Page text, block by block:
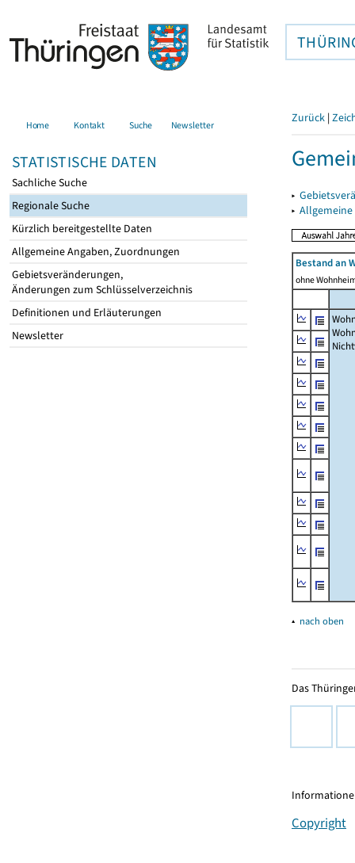
Home Kontakt Suche Newsletter
STATISTISCHE DATEN
Sachliche Suche
Regionale Suche
Kürzlich bereitgestellte Daten
Allgemeine Angaben, Zuordnungen
Gebietsveränderungen,
Änderungen zum Schlüsselverzeichnis
Definitionen und Erläuterungen
Newsletter
Zurück |
▸
▸
Bestand an
ohne
▴ nach oben
Das
Copyright